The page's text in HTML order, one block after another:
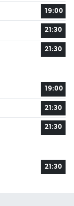
19:00
21:30
21:30
19:00
21:30
21:30
21:30